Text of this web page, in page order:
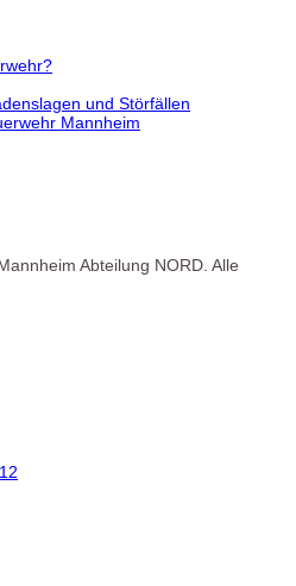
und Störfällen
Mannheim
Abteilung NORD. Alle